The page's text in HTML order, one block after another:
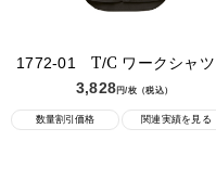
1772-01 T/C ワークシャツ
3,828円/枚（税込）
数量割引価格 関連実績を見る